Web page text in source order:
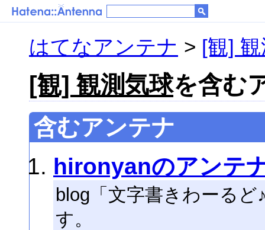
はてなアンテナ > [観]
[観] 観測気球を含む
含むアンテナ
hironyanのアンテ
blog「文字書きわーる
す。